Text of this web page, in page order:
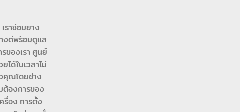
ราซ่อมยาง
งดีพร้อมดูแล
ของเรา ศูนย์
ด้ในเวลาไม่
คุณโดยช่าง
ต้องการของ
รื่อง การตั้ง